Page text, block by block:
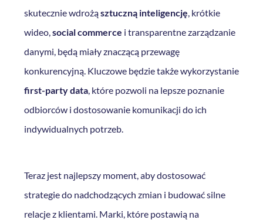
skutecznie wdrożąsztuczną inteligencję, krótkie
wideo,social commerce i transparentne zarządzanie
danymi, będą miały znaczącą przewagę
konkurencyjną. Kluczowe będzie także wykorzystanie
first-party data, które pozwoli na lepsze poznanie
odbiorców i dostosowanie komunikacji do ich
indywidualnych potrzeb.
Teraz jest najlepszy moment, aby dostosować
strategie do nadchodzących zmian i budować silne
relacje z klientami. Marki, które postawią na